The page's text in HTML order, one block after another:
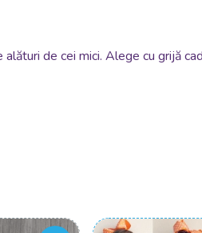
de cei mici. Alege cu grijă